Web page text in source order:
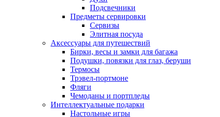
Подсвечники
Предметы сервировки
Сервизы
Элитная посуда
Аксессуары для путешествий
Бирки, весы и замки для багажа
Подушки, повязки для глаз, беруши
Термосы
Трэвел-портмоне
Фляги
Чемоданы и портпледы
Интеллектуальные подарки
Настольные игры